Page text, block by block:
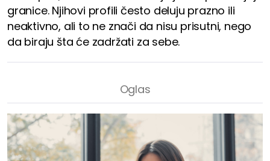
granice. Njihovi profili često deluju prazno ili
neaktivno, ali to ne znači da nisu prisutni, nego
da biraju šta će zadržati za sebe.